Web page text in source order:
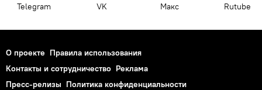
Telegram VK Макс Rutube
О проекте Правила использования
Контакты и сотрудничество Реклама
Пресс-релизы Политика конфиденциальности